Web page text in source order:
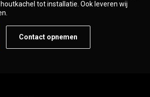
tot installatie. Ook leveren wij
Contact opnemen